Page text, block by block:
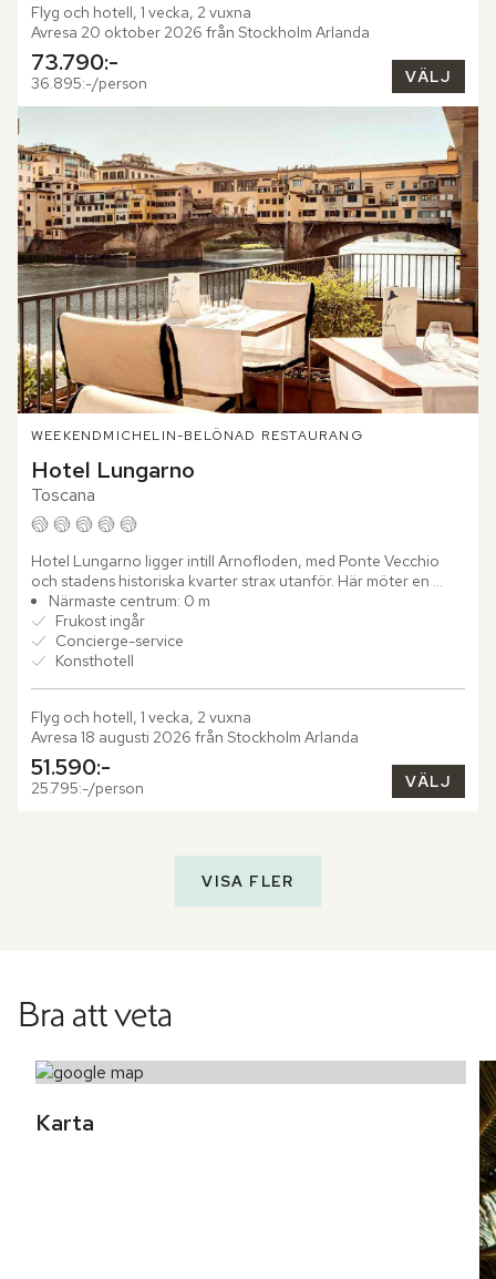
Flyg och hotell, 1 vecka, 2 vuxna
Avresa 20 oktober 2026 från Stockholm Arlanda
73.790:-
36.895:-/person VÄLJ
WEEKENDMICHELIN-BELÖNAD RESTAURANG
Hotel Lungarno
Toscana
Hotel Lungarno ligger intill Arnofloden, med Ponte Vecchio
och stadens historiska kvarter strax utanför. Här möter en
avslappnad färgpalett i blått, vitt och brunt en omfattande...
Närmaste centrum: 0 m
Frukost ingår
Concierge-service
Konsthotell
Flyg och hotell, 1 vecka, 2 vuxna
Avresa 18 augusti 2026 från Stockholm Arlanda
51.590:-
25.795:-/person VÄLJ
VISA FLER
Bra att veta